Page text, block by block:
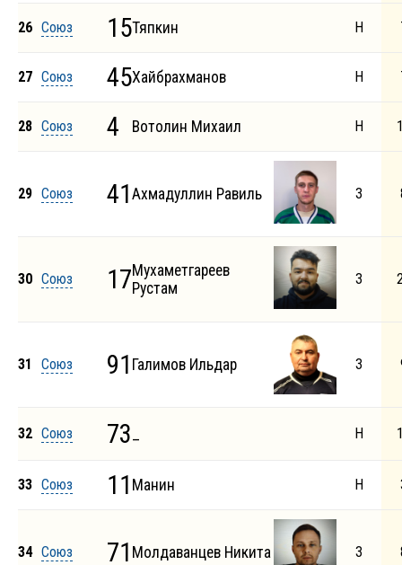
26 Союз 15Тяпкин Н
27 Союз 45Хайбрахманов Н
28 Союз 4 Вотолин Михаил Н
29 Союз 41 Ахмадуллин Равиль З
30 Союз 17Мухаметгареев
Рустам
З
31 Союз 91 Галимов Ильдар З
32 Союз 73_ Н
33 Союз 11 Манин Н
34 Союз 71 Молдаванцев Никита З